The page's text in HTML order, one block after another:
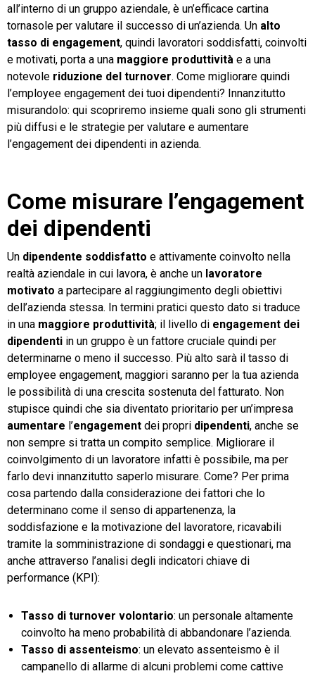
all’interno di un gruppo aziendale, è un’efficace cartina
tornasole per valutare il successo di un’azienda. Un alto
tasso di engagement, quindi lavoratori soddisfatti, coinvolti
e motivati, porta a una maggiore produttività e a una
notevole riduzione del turnover. Come migliorare quindi
l’employee engagement dei tuoi dipendenti? Innanzitutto
misurandolo: qui scopriremo insieme quali sono gli strumenti
più diffusi e le strategie per valutare e aumentare
l’engagement dei dipendenti in azienda.
Come misurare l’engagement
dei dipendenti
Un dipendente soddisfatto e attivamente coinvolto nella
realtà aziendale in cui lavora, è anche un lavoratore
motivato a partecipare al raggiungimento degli obiettivi
dell’azienda stessa. In termini pratici questo dato si traduce
in una maggiore produttività; il livello di engagement dei
dipendenti in un gruppo è un fattore cruciale quindi per
determinarne o meno il successo. Più alto sarà il tasso di
employee engagement, maggiori saranno per la tua azienda
le possibilità di una crescita sostenuta del fatturato. Non
stupisce quindi che sia diventato prioritario per un’impresa
aumentare l’engagement dei propri dipendenti, anche se
non sempre si tratta un compito semplice. Migliorare il
coinvolgimento di un lavoratore infatti è possibile, ma per
farlo devi innanzitutto saperlo misurare. Come? Per prima
cosa partendo dalla considerazione dei fattori che lo
determinano come il senso di appartenenza, la
soddisfazione e la motivazione del lavoratore, ricavabili
tramite la somministrazione di sondaggi e questionari, ma
anche attraverso l’analisi degli indicatori chiave di
performance (KPI):
Tasso di turnover volontario: un personale altamente
coinvolto ha meno probabilità di abbandonare l’azienda.
Tasso di assenteismo: un elevato assenteismo è il
campanello di allarme di alcuni problemi come cattive